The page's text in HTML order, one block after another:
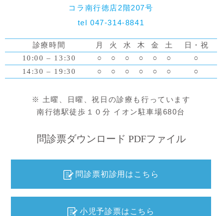
コラ南行徳店2階207号
tel 047-314-8841
診療時間 月 火 水 木 金 土
日・祝
10:00 – 13:30
○ ○ ○ ○ ○ ○
○
14:30 – 19:30
○ ○ ○ ○ ○ ○ ○
※ 土曜、日曜、祝日の診療も行っています
南行徳駅徒歩１０分 イオン駐車場680台
問診票ダウンロード PDFファイル
問診票初診用はこちら
小児予診票はこちら